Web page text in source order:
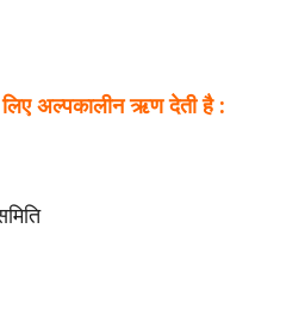
लिए अल्पकालीन ऋण देती है :